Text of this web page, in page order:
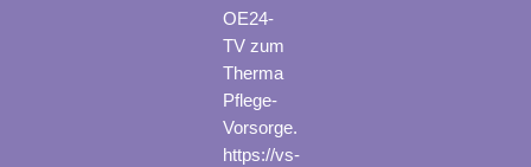
OE24-
TV zum
Therma
Pflege-
Vorsorge.
https://vs-